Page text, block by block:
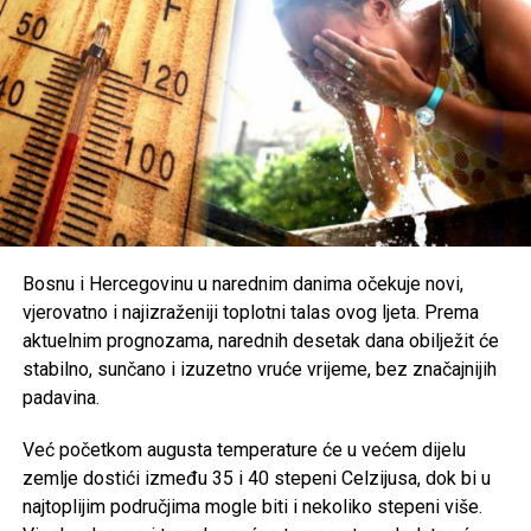
građane na dodatni oprez. Preporučuje se redovna
hidratacija, izbjegavanje boravka na otvorenom u
najtoplijem dijelu dana, nošenje lagane i svijetle odjeće te
zaštita od direktnog sunčevog zračenja.
Poseban oprez savjetuje sestarijim osobama, djeci,
hroničnim bolesnicima i svima koji rade na otvorenom,
uz preporuku da se pridržavaju savjeta ljekara i, ukoliko je
moguće, borave u rashlađenim prostorijama tokom
Share Post
Share
Tweet Share
Bosnu i Hercegovinu u narednim danima očekuje novi,
vjerovatno i najizraženiji toplotni talas ovog ljeta. Prema
aktuelnim prognozama, narednih desetak dana obilježit će
stabilno, sunčano i izuzetno vruće vrijeme, bez značajnijih
padavina.
Već početkom augusta temperature će u većem dijelu
zemlje dostići između 35 i 40 stepeni Celzijusa, dok bi u
najtoplijim područjima mogle biti i nekoliko stepeni više.